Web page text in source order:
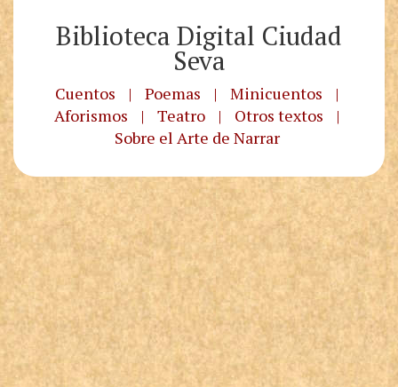
Biblioteca Digital Ciudad
Seva
Cuentos | Poemas | Minicuentos
|
Aforismos
| Teatro | Otros textos
|
Sobre el Arte de Narrar